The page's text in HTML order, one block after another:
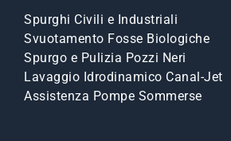
Spurghi Civili e Industriali
Svuotamento Fosse Biologiche
Spurgo e Pulizia Pozzi Neri
Lavaggio Idrodinamico Canal-Jet
Assistenza Pompe Sommerse